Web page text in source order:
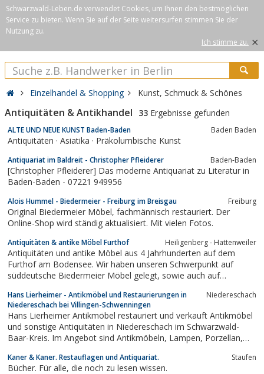
Schwarzwald-Leben.de verwendet Cookies, um Ihnen den bestmöglichen
Service zu bieten. Wenn Sie auf der Seite weitersurfen stimmen Sie der
Nutzung zu.
Ich stimme zu. ×
Einzelhandel & Shopping Kunst, Schmuck & Schönes
Antiquitäten & Antikhandel 33 Ergebnisse gefunden
ALTE UND NEUE KUNST Baden-Baden Baden Baden
Antiquitäten · Asiatika · Präkolumbische Kunst
Antiquariat im Baldreit - Christopher Pfleiderer Baden-Baden
[Christopher Pfleiderer] Das moderne Antiquariat zu Literatur in
Baden-Baden - 07221 949956
Alois Hummel - Biedermeier - Freiburg im Breisgau Freiburg
Original Biedermeier Möbel, fachmännisch restauriert. Der
Online-Shop wird ständig aktualisiert. Mit vielen Fotos.
Antiquitäten & antike Möbel Furthof Heiligenberg - Hattenweiler
Antiquitäten und antike Möbel aus 4 Jahrhunderten auf dem
Furthof am Bodensee. Wir haben unseren Schwerpunkt auf
süddeutsche Biedermeier Möbel gelegt, sowie auch auf
Homepage präsentieren wir dauerhaft ein reichhaltiges Angebot
an Antiquitäten aus dem Biedermeier,...
Hans Lierheimer - Antikmöbel und Restaurierungen in
Niedereschach bei Villingen-Schwenningen
Niedereschach
Hans Lierheimer Antikmöbel restauriert und verkauft Antikmöbel
und sonstige Antiquitäten in Niedereschach im Schwarzwald-
Baar-Kreis. Im Angebot sind Antikmöbeln, Lampen, Porzellan,
Kaner & Kaner. Restauflagen und Antiquariat. Staufen
Bücher. Für alle, die noch zu lesen wissen.